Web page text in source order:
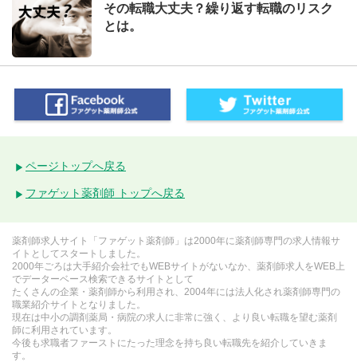
その転職大丈夫？繰り返す転職のリスク
とは。
ページトップへ戻る
ファゲット薬剤師 トップへ戻る
薬剤師求人サイト「ファゲット薬剤師」は2000年に薬剤師専門の求人情報サ
イトとしてスタートしました。
2000年ごろは大手紹介会社でもWEBサイトがないなか、薬剤師求人をWEB上
でデーターベース検索できるサイトとして
たくさんの企業・薬剤師から利用され、2004年には法人化され薬剤師専門の
職業紹介サイトとなりました。
現在は中小の調剤薬局・病院の求人に非常に強く、より良い転職を望む薬剤
師に利用されています。
今後も求職者ファーストにたった理念を持ち良い転職先を紹介していきま
す。